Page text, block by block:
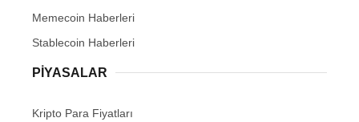
Memecoin Haberleri
Stablecoin Haberleri
PIYASALAR
Kripto Para Fiyatları